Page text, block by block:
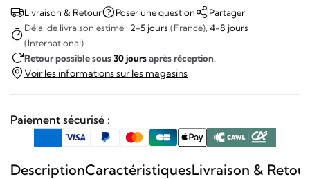
U-
Boat
DARKMOON
BLUE
Livraison & Retour Poser une question
Partager
Délai de livraison estimé : 2-5 jours (France), 4-8 jours
(International)
Retour possible sous30 joursaprès réception.
Voir les informations sur les magasins
Paiement sécurisé :
DescriptionCaractéristiquesLivraison &